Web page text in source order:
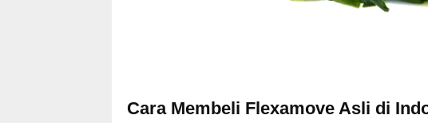
Cara Membeli Flexamove Asli di